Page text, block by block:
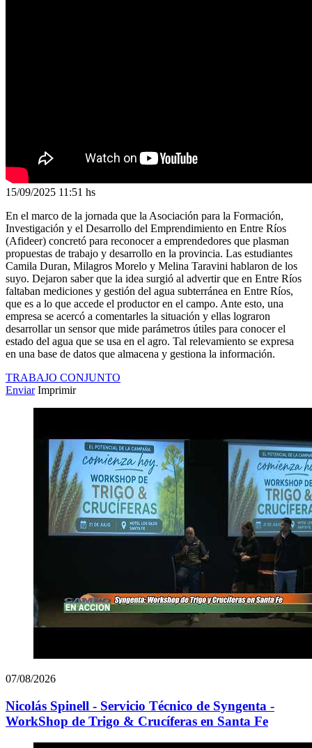
15/09/2025 11:51 hs
En el marco de la jornada que la Asociación para la Formación,
Investigación y el Desarrollo del Emprendimiento en Entre Ríos
(Afideer) concretó para reconocer a emprendedores que plasman
propuestas de trabajo y desarrollo en la provincia. Las estudiantes
Camila Duran, Milagros Morelo y Melina Taravini hablaron de los
suyo. Dejaron saber que la idea surgió al advertir que en Entre Ríos
faltaban mediciones y gestión del agua subterránea en Entre Ríos,
que es a lo que accede el productor en el campo. Ante esto, una
empresa se acercó a comentarles la situación y ellas lograron
desarrollar un sensor que mide parámetros útiles para conocer el
estado del agua que se usa en el agro. Tal relevamiento se expresa
en una base de datos que almacena y gestiona la información.
TRABAJO CONJUNTO
Enviar Imprimir
07/08/2026
Nicolás Spinell - Servicio Técnico de Syngenta -
WorkShop de Trigo & Crucíferas en Santa Fe